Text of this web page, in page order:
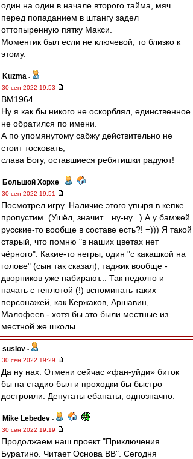
один на один в начале второго тайма, мяч
перед попаданием в штангу задел
оттопыренную пятку Макси.
Моментик был если не ключевой, то близко к
этому.
Kuzma -
30 сен 2022 19:53
BM1964
Ну я как бы никого не оскорблял, единственное
не обратился по имени.
А по упомянутому сабжу действительно не
стоит тосковать,
слава Богу, оставшиеся ребятишки радуют!
Большой Хорхе -
30 сен 2022 19:51
Посмотрел игру. Наличие этого упыря в кепке
пропустим. (Ушёл, значит... ну-ну...) А у бамжей
русские-то вообще в составе есть?! =))) Я такой
старый, что помню "в наших цветах нет
чёрного". Какие-то негры, один "с какашкой на
голове" (сын так сказал), таджик вообще -
дворников уже набирают... Так недолго и
начать с теплотой (!) вспоминать таких
персонажей, как Кержаков, Аршавин,
Малофеев - хотя бы это были местные из
местной же школы...
suslov -
30 сен 2022 19:29
Да ну нах. Отмени сейчас «фан-уйди» биток
бы на стадио был и проходки бы быстро
достроили. Депутаты ебанаты, однозначно.
Mike Lebedev -
30 сен 2022 19:19
Продолжаем наш проект "Приключения
Буратино. Читает Основа ВВ". Сегодня